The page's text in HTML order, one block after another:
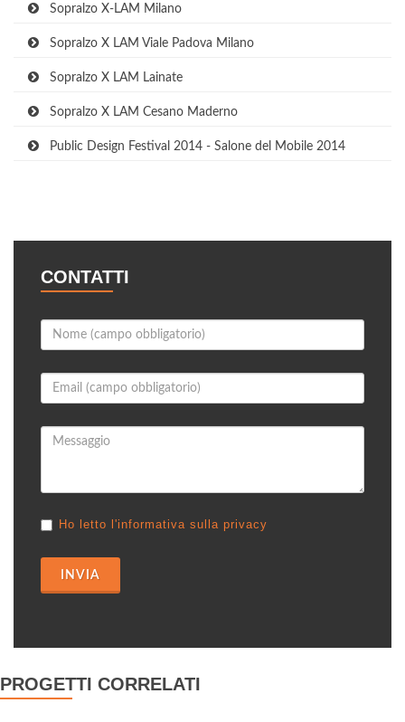
Sopralzo X-LAM Milano
Sopralzo X LAM Viale Padova Milano
Sopralzo X LAM Lainate
Sopralzo X LAM Cesano Maderno
Public Design Festival 2014 - Salone del Mobile 2014
CONTATTI
Ho letto l'informativa sulla privacy
INVIA
PROGETTI CORRELATI